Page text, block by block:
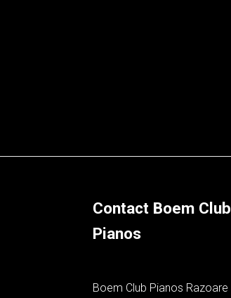
Contact Boem Club
Pianos
Boem Club Pianos Razoare